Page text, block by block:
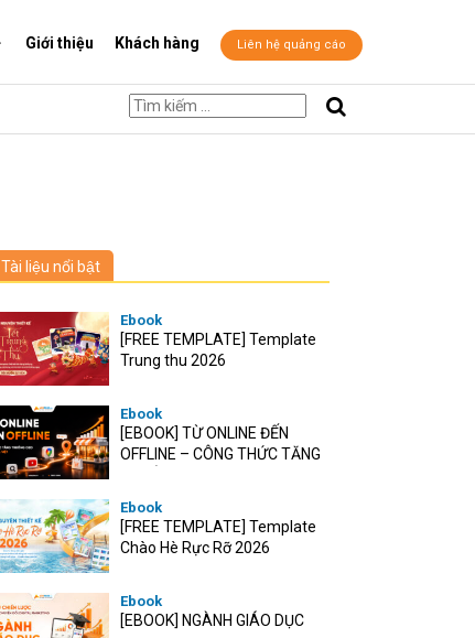
Giới thiệu Khách hàng Liên hệ quảng cáo
Tài liệu nổi bật
Ebook
[FREE TEMPLATE] Template
Trung thu 2026
Ebook
[EBOOK] TỪ ONLINE ĐẾN
OFFLINE – CÔNG THỨC TĂNG
Ebook
[FREE TEMPLATE] Template
Chào Hè Rực Rỡ 2026
Ebook
[EBOOK] NGÀNH GIÁO DỤC